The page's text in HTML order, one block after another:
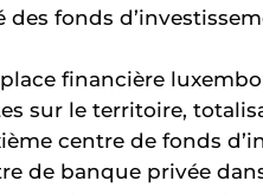
fonds
financière
sur le territoire,
centre de fonds
de banque privée